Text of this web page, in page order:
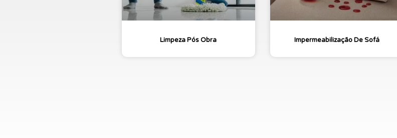
Limpeza Pós Obra Impermeabilização De Sofá